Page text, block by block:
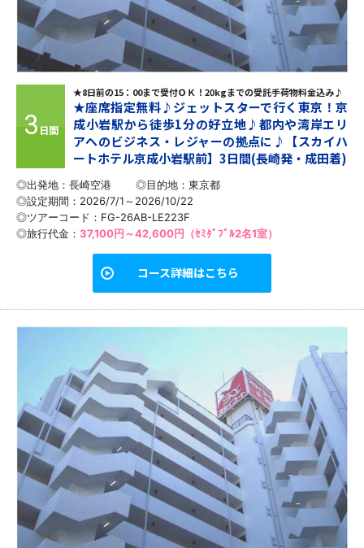
3 日間
★8日前の15：00まで受付ＯＫ！20kgまでの受託手荷物料金込み♪
★座席指定無料♪ジェットスターで行く東京！京
成小岩駅から徒歩1分の好立地♪都内や湾岸エリ
アへのビジネス・レジャーの拠点に♪【スカイハ
ートホテル京成小岩駅前】3日間(長崎発・成田着)
◎出発地：長崎空港 ◎目的地： 東京都
◎設定期間：2026/7/1～2026/10/22
◎ツアーコード：FG-26AB-LE223F
◎旅行代金： 37,100円～42,600円（ｾﾐﾀﾞﾌﾞﾙ2名1室）
コース詳細はこちら